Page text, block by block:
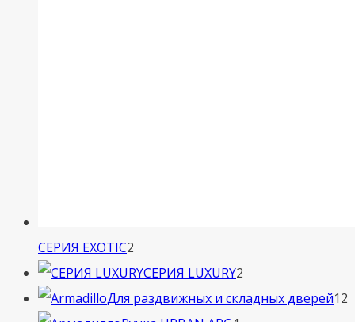
СЕРИЯ EXOTIC2
товара
СЕРИЯ LUXURY2
товара
Для раздвижных и складных дверей12